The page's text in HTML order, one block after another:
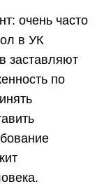
очень часто
в УК
заставляют
по